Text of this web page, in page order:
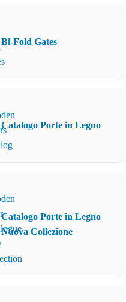
Bi-Fold Gates
Catalogo Porte in Legno
Catalogo Porte in Legno
Nuova Collezione